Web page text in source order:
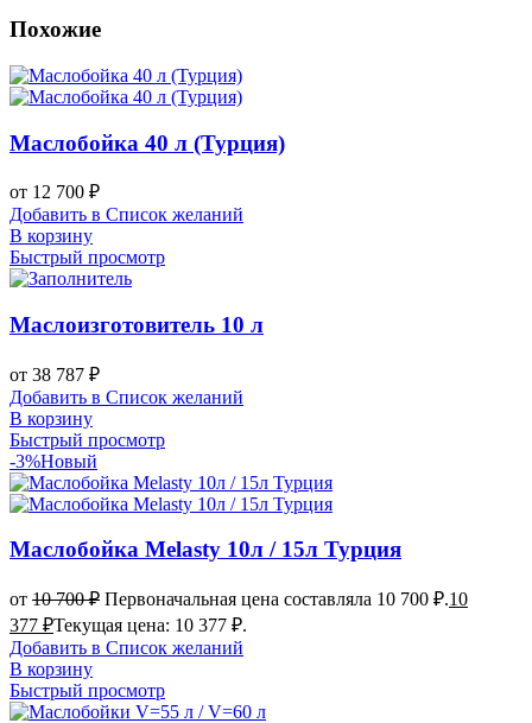
Похожие
Маслобойка 40 л (Турция)
от 12 700 ₽
Добавить в Список желаний
В корзину
Быстрый просмотр
Маслоизготовитель 10 л
от 38 787 ₽
Добавить в Список желаний
В корзину
Быстрый просмотр
-3%Новый
Маслобойка Melasty 10л / 15л Турция
от 10 700₽ Первоначальная цена составляла 10 700 ₽.10
377 ₽Текущая цена: 10 377 ₽.
Добавить в Список желаний
В корзину
Быстрый просмотр